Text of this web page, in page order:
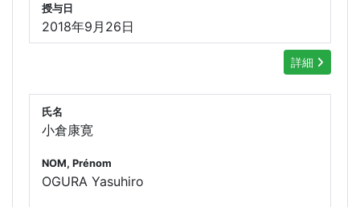
授与日
2018年9月26日
詳細
氏名
小倉康寛
NOM, Prénom
OGURA Yasuhiro